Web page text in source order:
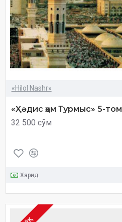
«Hilol Nashr»
«Ҳәдис ҳәм Турмыс» 5-том
32 500 сўм
Харид